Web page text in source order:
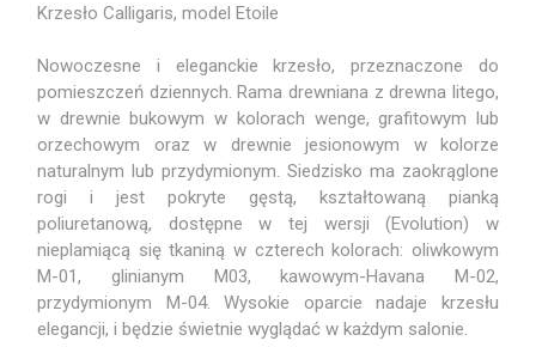
Krzesło Calligaris, model Etoile
Nowoczesne i eleganckie krzesło, przeznaczone do
pomieszczeń dziennych. Rama drewniana z drewna litego,
w drewnie bukowym w kolorach wenge, grafitowym lub
orzechowym oraz w drewnie jesionowym w kolorze
naturalnym lub przydymionym. Siedzisko ma zaokrąglone
rogi i jest pokryte gęstą, kształtowaną pianką
poliuretanową, dostępne w tej wersji (Evolution) w
nieplamiącą się tkaniną w czterech kolorach: oliwkowym
M-01, glinianym M03, kawowym-Havana M-02,
przydymionym M-04. Wysokie oparcie nadaje krzesłu
elegancji, i będzie świetnie wyglądać w każdym salonie.